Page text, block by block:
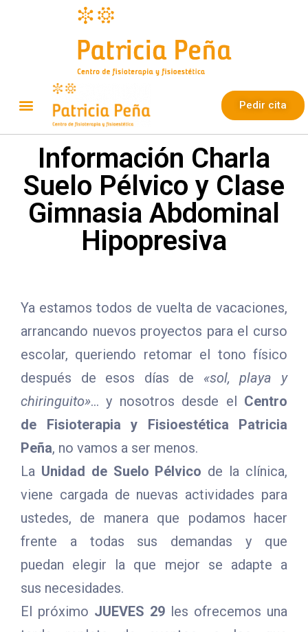
Pedir cita
Información Charla
Suelo Pélvico y Clase
Gimnasia Abdominal
Hipopresiva
Ya estamos todos de vuelta de vacaciones,
arrancando nuevos proyectos para el curso
escolar, queriendo retomar el tono físico
después de esos días de «sol, playa y
chiringuito»… y nosotros desde el Centro
de Fisioterapia y Fisioestética Patricia
Peña, no vamos a ser menos.
La Unidad de Suelo Pélvico de la clínica,
viene cargada de nuevas actividades para
ustedes, de manera que podamos hacer
frente a todas sus demandas y que
puedan elegir la que mejor se adapte a
sus necesidades.
El próximo JUEVES 29 les ofrecemos una